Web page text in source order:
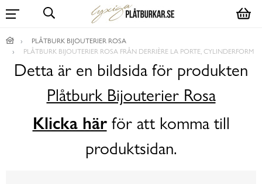
PLÅTBURK BIJOUTERIER ROSA
PLÅTBURK BIJOUTERIER ROSA FRÅN DERRIÈRE LA PORTE, CYLINDERFORM
Detta är en bildsida för produkten
Plåtburk Bijouterier Rosa
Klicka härför att komma till
produktsidan.